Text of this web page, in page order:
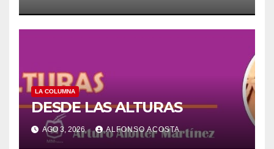
LA COLUMNA
DESDE LAS ALTURAS
AGO 3, 2026 ALFONSO ACOSTA